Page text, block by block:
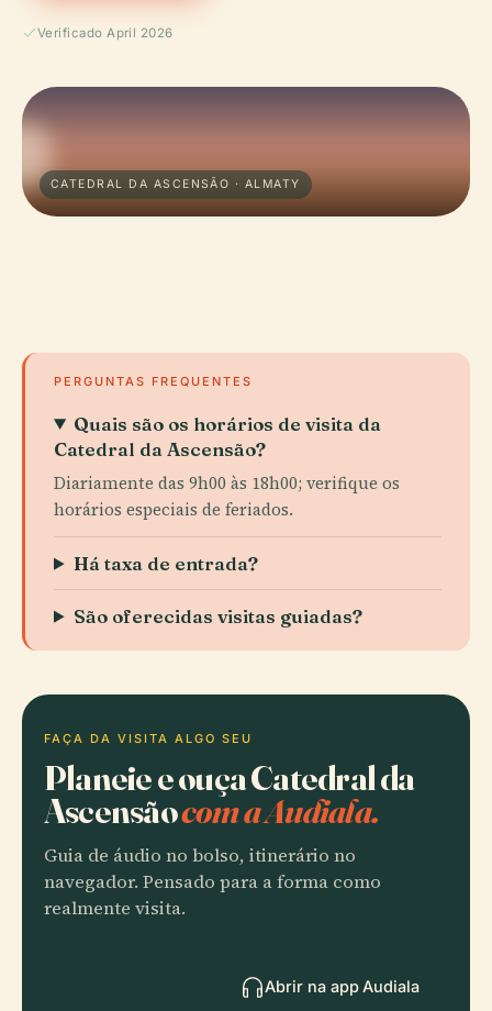
Verificado April 2026
CATEDRAL DA ASCENSÃO · ALMATY
PERGUNTAS FREQUENTES
Quais são os horários de visita da
Catedral da Ascensão?
Diariamente das 9h00 às 18h00; verifique os
horários especiais de feriados.
Há taxa de entrada?
São oferecidas visitas guiadas?
FAÇA DA VISITA ALGO SEU
Planeie e ouça Catedral da
Ascensãocom a Audiala.
Guia de áudio no bolso, itinerário no
navegador. Pensado para a forma como
realmente visita.
Abrir na app Audiala